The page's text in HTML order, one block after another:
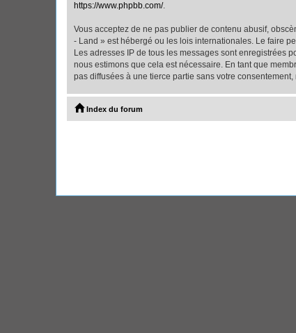
https://www.phpbb.com/.
Vous acceptez de ne pas publier de contenu abusif,
- Land » est hébergé ou les lois internationales. Le faire
Les adresses IP de tous les messages sont enregistrées
nous estimons que cela est nécessaire. En tant que
pas diffusées à une tierce partie sans votre
Index du forum